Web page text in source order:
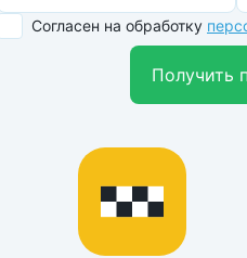
Согласен на обработку
Получить